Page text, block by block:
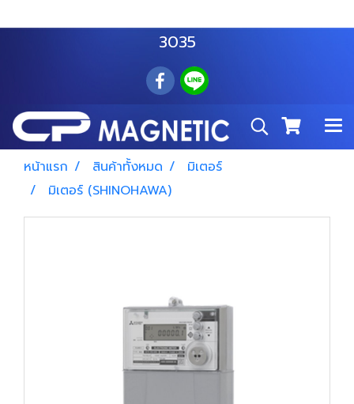
3035
หน้าแรก สินค้าทั้งหมด
มิเตอร์
มิเตอร์ (SHINOHAWA)